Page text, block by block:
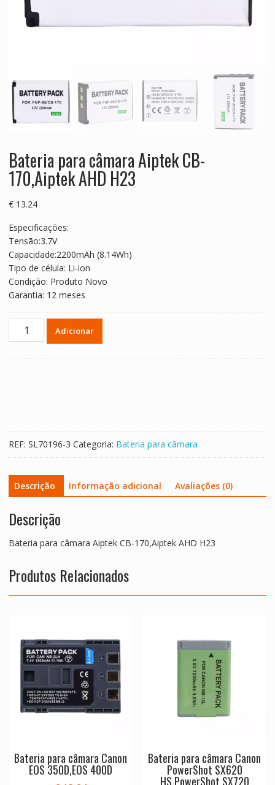
Bateria para câmara Aiptek CB-
170,Aiptek AHD H23
€13.24
Especificações:
Tensão:3.7V
Capacidade:2200mAh (8.14Wh)
Tipo de célula: Li-ion
Condição: Produto Novo
Garantia: 12 meses
Quantidade
AHD
H23
Adicionar
REF: SL70196-3 Categoria: Bateria para câmara
Descrição Informação adicional Avaliações (0)
Descrição
Bateria para câmara Aiptek CB-170,Aiptek AHD H23
Produtos Relacionados
Bateria para câmara Canon
EOS 350D,EOS 400D
Bateria para câmara Canon
PowerShot SX620
HS,PowerShot SX720